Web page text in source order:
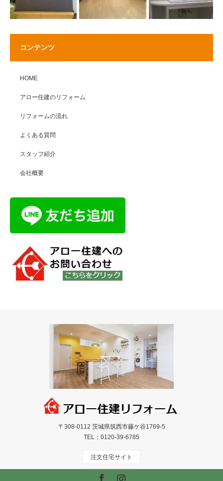
コンテンツ
HOME
アロー住建のリフォーム
リフォームの流れ
よくある質問
スタッフ紹介
会社概要
〒308-0112 茨城県筑西市藤ケ谷1769-5
TEL： 0120-39-6785
注文住宅サイト